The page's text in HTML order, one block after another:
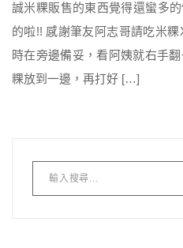
誠米粿販售的東西覺得還蠻多
的啦!! 感謝筆友阿志哥請吃米
時在旁邊備妥，看阿姨就右手
粿放到一邊，再打好 […]